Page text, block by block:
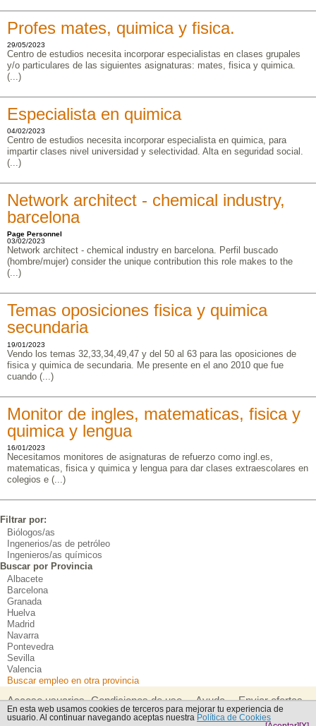
Profes mates, quimica y fisica.
29/05/2023
Centro de estudios necesita incorporar especialistas en clases grupales
y/o particulares de las siguientes asignaturas: mates, fisica y quimica.
(...)
Especialista en quimica
04/02/2023
Centro de estudios necesita incorporar especialista en quimica, para
impartir clases nivel universidad y selectividad. Alta en seguridad social.
(...)
Network architect - chemical industry,
barcelona
Page Personnel
03/02/2023
Network architect - chemical industry en barcelona. Perfil buscado
(hombre/mujer) consider the unique contribution this role makes to the
(...)
Temas oposiciones fisica y quimica
secundaria
19/01/2023
Vendo los temas 32,33,34,49,47 y del 50 al 63 para las oposiciones de
fisica y quimica de secundaria. Me presente en el ano 2010 que fue
cuando (...)
Monitor de ingles, matematicas, fisica y
quimica y lengua
16/01/2023
Necesitamos monitores de asignaturas de refuerzo como ingl.es,
matematicas, fisica y quimica y lengua para dar clases extraescolares en
colegios e (...)
Filtrar por:
Biólogos/as
Ingenerios/as de petróleo
Ingenieros/as químicos
Buscar por Provincia
Albacete
Barcelona
Granada
Huelva
Madrid
Navarra
Pontevedra
Sevilla
Valencia
Buscar empleo en otra provincia
Acceso usuarios-Condiciones de uso - Ayuda - Enviar ofertas
de empleo - Publica tu CV -
En esta web usamos cookies de terceros para mejorar tu experiencia de
usuario. Al continuar navegando aceptas nuestra Política de Cookies